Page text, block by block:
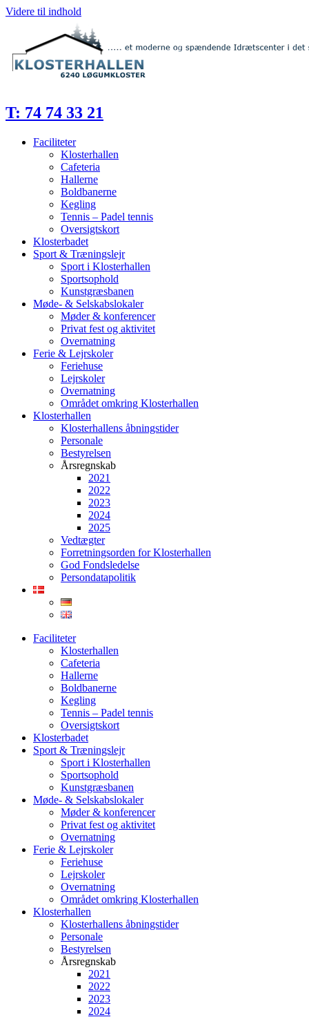
Videre til indhold
T: 74 74 33 21
Faciliteter
Klosterhallen
Cafeteria
Hallerne
Boldbanerne
Kegling
Tennis – Padel tennis
Oversigtskort
Klosterbadet
Sport & Træningslejr
Sport i Klosterhallen
Sportsophold
Kunstgræsbanen
Møde- & Selskabslokaler
Møder & konferencer
Privat fest og aktivitet
Overnatning
Ferie & Lejrskoler
Feriehuse
Lejrskoler
Overnatning
Området omkring Klosterhallen
Klosterhallen
Klosterhallens åbningstider
Personale
Bestyrelsen
Årsregnskab
2021
2022
2023
2024
2025
Vedtægter
Forretningsorden for Klosterhallen
God Fondsledelse
Persondatapolitik
Faciliteter
Klosterhallen
Cafeteria
Hallerne
Boldbanerne
Kegling
Tennis – Padel tennis
Oversigtskort
Klosterbadet
Sport & Træningslejr
Sport i Klosterhallen
Sportsophold
Kunstgræsbanen
Møde- & Selskabslokaler
Møder & konferencer
Privat fest og aktivitet
Overnatning
Ferie & Lejrskoler
Feriehuse
Lejrskoler
Overnatning
Området omkring Klosterhallen
Klosterhallen
Klosterhallens åbningstider
Personale
Bestyrelsen
Årsregnskab
2021
2022
2023
2024